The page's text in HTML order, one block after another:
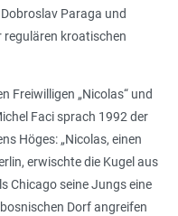
Paraga und
regulären kroatischen
Freiwilligen „Nicolas“ und
Faci sprach 1992 der
Höges: „Nicolas, einen
erwischte die Kugel aus
Chicago seine Jungs eine
Dorf angreifen